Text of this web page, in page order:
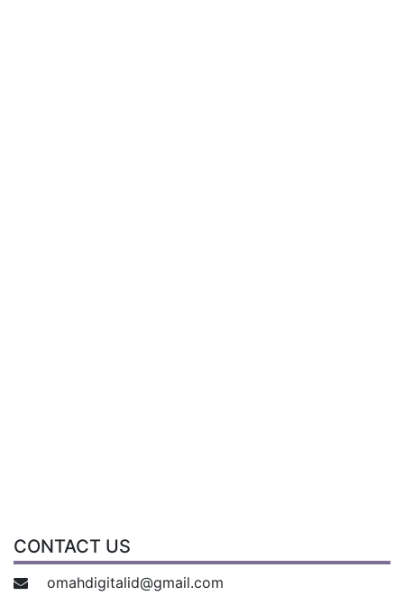
CONTACT US
omahdigitalid@gmail.com